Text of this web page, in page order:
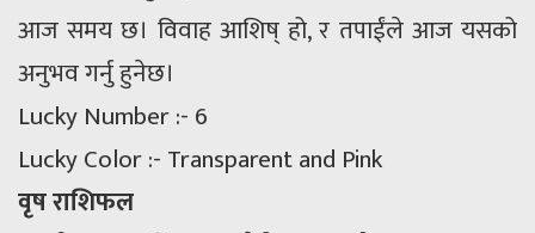
आज समय छ। विवाह आशिष् हो, र तपाईंले आज यसको
अनुभव गर्नु हुनेछ।
Lucky Number :- 6
Lucky Color :- Transparent and Pink
वृष राशिफल